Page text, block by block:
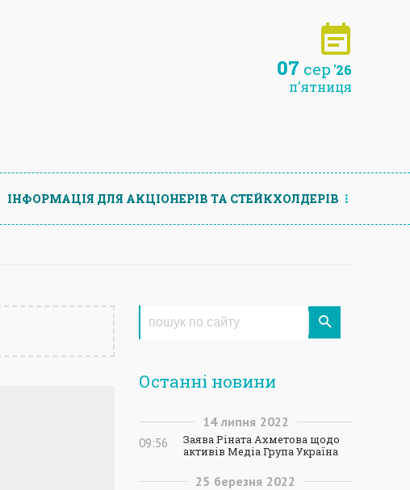
07 сер '26
п'ятниця
ІНФОРМАЦIЯ ДЛЯ АКЦIОНЕРIВ ТА СТЕЙКХОЛДЕРIВ
Останні новини
14 липня 2022
09:56
Заява Ріната Ахметова щодо
активів Медіа Група Україна
25 березня 2022